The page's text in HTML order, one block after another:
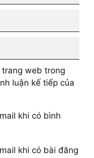
web trong
luận kế tiếp của
khi có bình
khi có bài đăng